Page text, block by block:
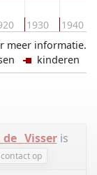
1930 1940
meer informatie.
kinderen
Visseris
op